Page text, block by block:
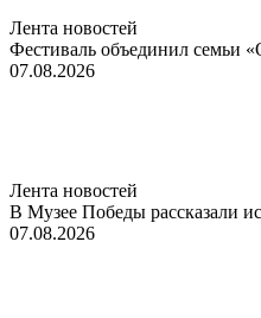
Лента новостей
Фестиваль объединил семьи
07.08.2026
Лента новостей
В Музее Победы рассказали
07.08.2026